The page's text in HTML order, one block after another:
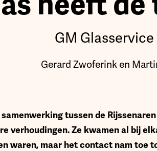
GM Glasservice
Gerard Zwoferink en
tussen de
verhoudingen. Ze kwamen al bij
waren, maar het contact nam toe